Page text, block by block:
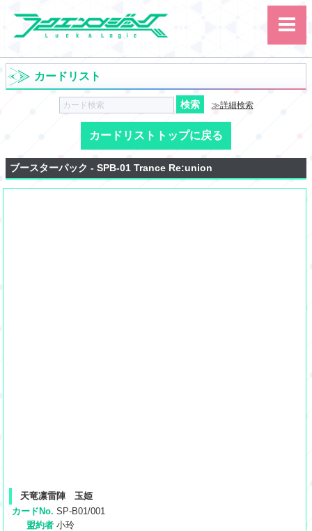
サイト内検索
カード ルール
大会
カードリスト
≫詳細検索
カードリストトップに戻る
ブースターパック - SPB-01 Trance Re:union
天竜凛雷陣 玉姫
カードNo. SP-B01/001
盟約者 小玲